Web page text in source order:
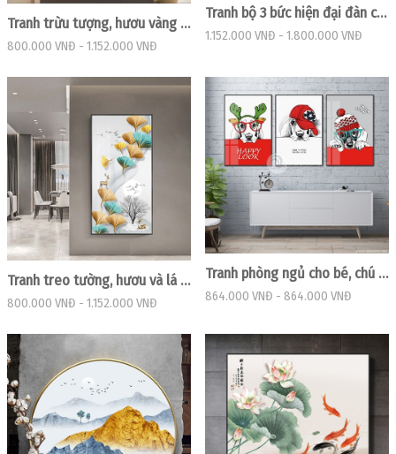
Tranh trừu tượng, hươu vàng đứng trên dải vân
800.000 VNĐ - 1.152.000 VNĐ
Tranh bộ 3 bức hiện đại đàn chim vàng
1.152.000 VNĐ - 1.800.000 VNĐ
Tranh treo tường, hươu và lá nghệ thuật
800.000 VNĐ - 1.152.000 VNĐ
Tranh phòng ngủ cho bé, chú chó đáng yêu
864.000 VNĐ - 864.000 VNĐ